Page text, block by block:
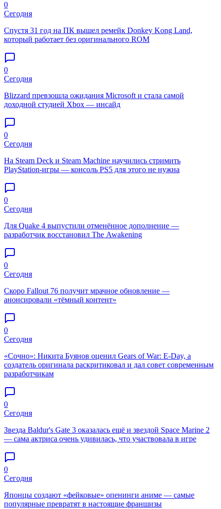
0
Сегодня
Спустя 31 год на ПК вышел ремейк Donkey Kong Land,
который работает без оригинального ROM
0
Сегодня
Blizzard превзошла ожидания Microsoft и стала самой
доходной студией Xbox — инсайд
0
Сегодня
На Steam Deck и Steam Machine научились стримить
PlayStation-игры — консоль PS5 для этого не нужна
0
Сегодня
Для Quake 4 выпустили отменённое дополнение —
разработчик восстановил The Awakening
0
Сегодня
Скоро Fallout 76 получит мрачное обновление —
анонсировали «тёмный контент»
0
Сегодня
«Сочно»: Никита Буянов оценил Gears of War: E-Day, а
создатель оригинала раскритиковал и дал совет современным
разработчикам
0
Сегодня
Звезда Baldur's Gate 3 оказалась ещё и звездой Space Marine 2
— сама актриса очень удивилась, что участвовала в игре
0
Сегодня
Японцы создают «фейковые» опенинги аниме — самые
популярные превратят в настоящие франшизы